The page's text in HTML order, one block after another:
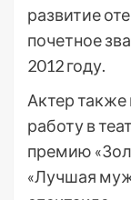
развитие
почетное
2012 году.
Актер также
работу в
премию
«Лучшая